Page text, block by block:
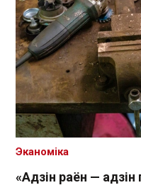
«Адзін раён —
Эканоміка